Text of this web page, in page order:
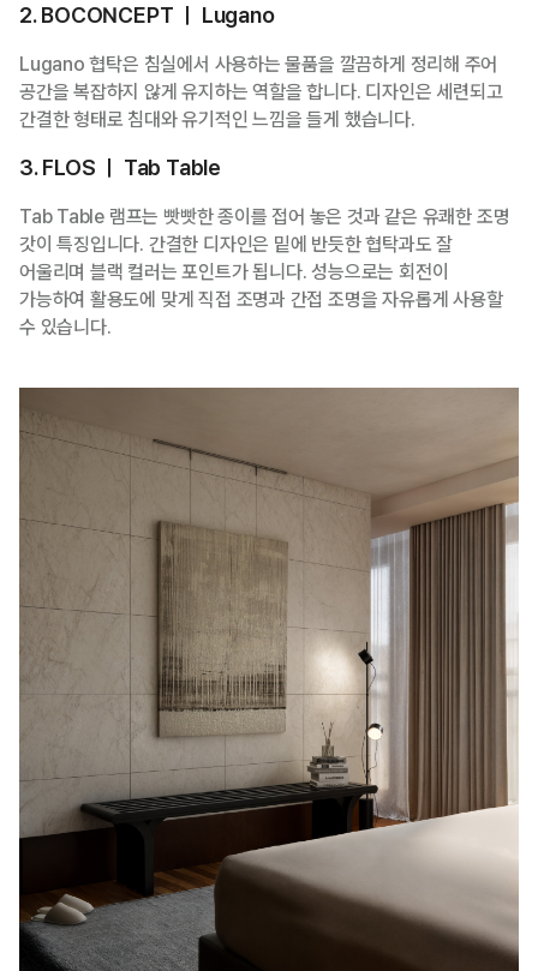
2. BOCONCEPT ㅣ Lugano
Lugano 협탁은 침실에서 사용하는 물품을 깔끔하게 정리해 주어
공간을 복잡하지 않게 유지하는 역할을 합니다. 디자인은 세련되고
간결한 형태로 침대와 유기적인 느낌을 들게 했습니다.
3. FLOS ㅣ Tab Table
Tab Table 램프는 빳빳한 종이를 접어 놓은 것과 같은 유쾌한 조명
갓이 특징입니다. 간결한 디자인은 밑에 반듯한 협탁과도 잘
어울리며 블랙 컬러는 포인트가 됩니다. 성능으로는 회전이
가능하여 활용도에 맞게 직접 조명과 간접 조명을 자유롭게 사용할
수 있습니다.